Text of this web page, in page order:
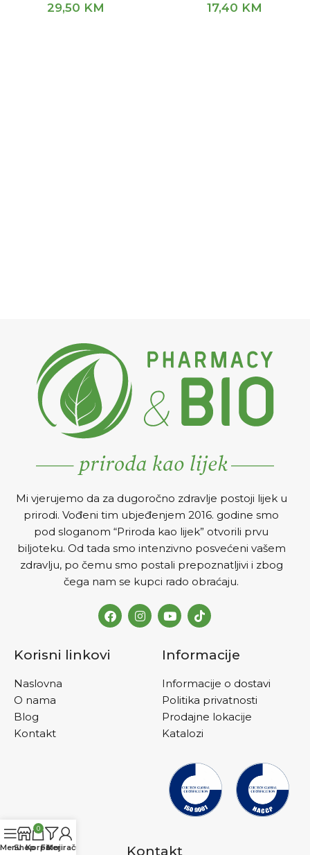
29,50 KM 17,40 KM
Mi vjerujemo da za dugoročno zdravlje postoji lijek u
prirodi. Vođeni tim ubjeđenjem 2016. godine smo
pod sloganom “Priroda kao lijek” otvorili prvu
biljoteku. Od tada smo intenzivno posvećeni vašem
zdravlju, po čemu smo postali prepoznatljivi i zbog
čega nam se kupci rado obraćaju.
Korisni linkovi
Naslovna
O nama
Blog
Kontakt
Informacije
Informacije o dostavi
Politika privatnosti
Prodajne lokacije
Katalozi
Kontakt
MenuShop
0
KorpaFilteri
Moj račun